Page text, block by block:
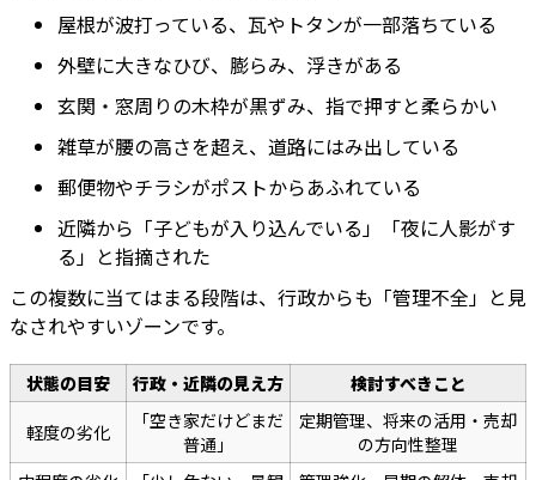
屋根が波打っている、瓦やトタンが一部落ちている
外壁に大きなひび、膨らみ、浮きがある
玄関・窓周りの木枠が黒ずみ、指で押すと柔らかい
雑草が腰の高さを超え、道路にはみ出している
郵便物やチラシがポストからあふれている
近隣から「子どもが入り込んでいる」「夜に人影がす
る」と指摘された
この複数に当てはまる段階は、行政からも「管理不全」と見
なされやすいゾーンです。
状態の目安 行政・近隣の見え方 検討すべきこと
軽度の劣化
「空き家だけどまだ
普通」
定期管理、将来の活用・売却
の方向性整理